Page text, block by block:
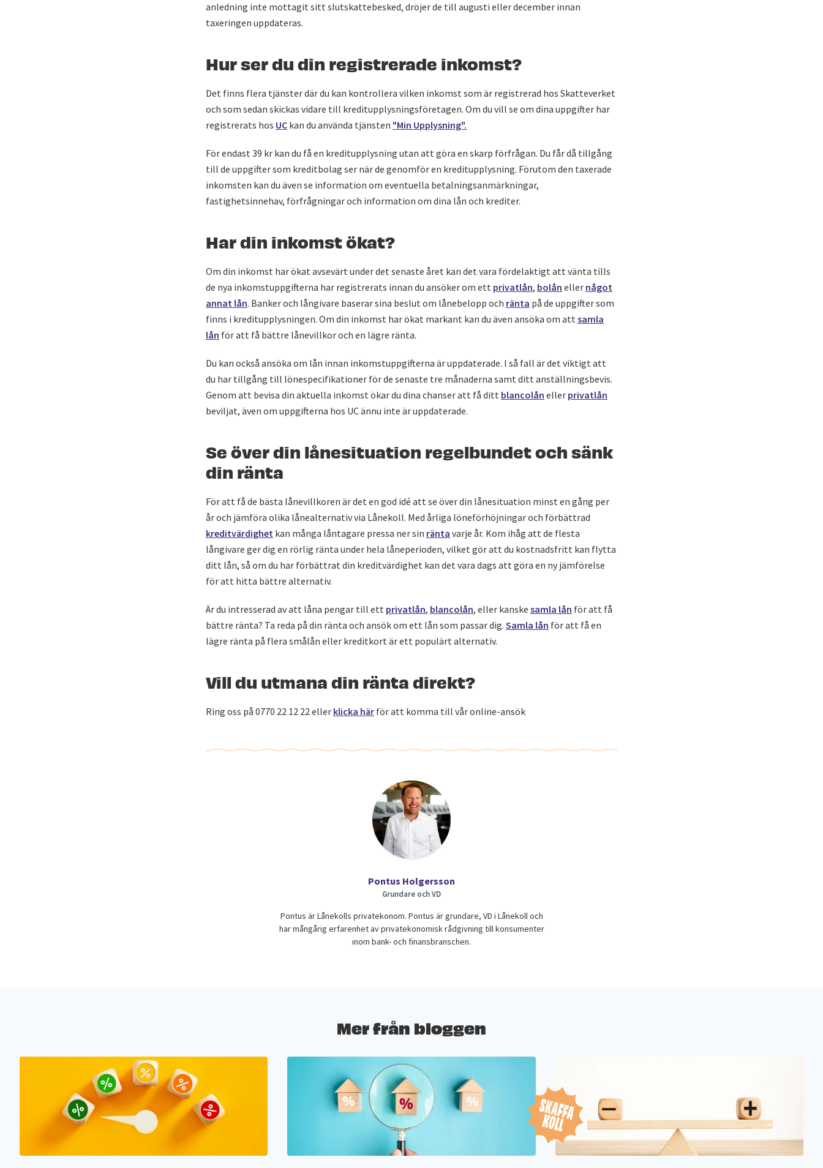
anledning inte mottagit sitt slutskattebesked, dröjer de till augusti eller december innan
taxeringen uppdateras.
Hur ser du din registrerade inkomst?
Det finns flera tjänster där du kan kontrollera vilken inkomst som är registrerad hos Skatteverket
och som sedan skickas vidare till kreditupplysningsföretagen. Om du vill se om dina uppgifter har
registrerats hos UC kan du använda tjänsten "Min Upplysning".
För endast 39 kr kan du få en kreditupplysning utan att göra en skarp förfrågan. Du får då tillgång
till de uppgifter som kreditbolag ser när de genomför en kreditupplysning. Förutom den taxerade
inkomsten kan du även se information om eventuella betalningsanmärkningar,
fastighetsinnehav, förfrågningar och information om dina lån och krediter.
Har din inkomst ökat?
Om din inkomst har ökat avsevärt under det senaste året kan det vara fördelaktigt att vänta tills
de nya inkomstuppgifterna har registrerats innan du ansöker om ett privatlån, bolån eller något
annat lån. Banker och långivare baserar sina beslut om lånebelopp och ränta på de uppgifter som
finns i kreditupplysningen. Om din inkomst har ökat markant kan du även ansöka om att samla
lån för att få bättre lånevillkor och en lägre ränta.
Du kan också ansöka om lån innan inkomstuppgifterna är uppdaterade. I så fall är det viktigt att
du har tillgång till lönespecifikationer för de senaste tre månaderna samt ditt anställningsbevis.
Genom att bevisa din aktuella inkomst ökar du dina chanser att få ditt blancolån eller privatlån
beviljat, även om uppgifterna hos UC ännu inte är uppdaterade.
Se över din lånesituation regelbundet och sänk
din ränta
För att få de bästa lånevillkoren är det en god idé att se över din lånesituation minst en gång per
år och jämföra olika lånealternativ via Lånekoll. Med årliga löneförhöjningar och förbättrad
kreditvärdighet kan många låntagare pressa ner sin ränta varje år. Kom ihåg att de flesta
långivare ger dig en rörlig ränta under hela låneperioden, vilket gör att du kostnadsfritt kan flytta
ditt lån, så om du har förbättrat din kreditvärdighet kan det vara dags att göra en ny jämförelse
för att hitta bättre alternativ.
Är du intresserad av att låna pengar till ett privatlån, blancolån, eller kanske samla lån för att få
bättre ränta? Ta reda på din ränta och ansök om ett lån som passar dig. Samla lån för att få en
lägre ränta på flera smålån eller kreditkort är ett populärt alternativ.
Vill du utmana din ränta direkt?
Ring oss på 0770 22 12 22 eller klicka här för att komma till vår online-ansök
Pontus Holgersson
Grundare och VD
Pontus är Lånekolls privatekonom. Pontus är grundare, VD i Lånekoll och
har mångårig erfarenhet av privatekonomisk rådgivning till konsumenter
inom bank- och finansbranschen.
Mer från bloggen